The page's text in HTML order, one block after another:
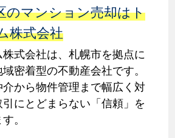
のマンション売却はト
株式会社
株式会社は、札幌市を拠点に
密着型の不動産会社です。
から物件管理まで幅広く対
にとどまらない「信頼」を
。